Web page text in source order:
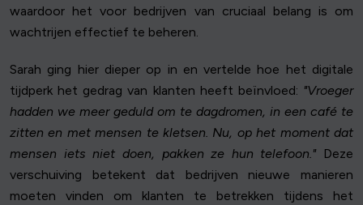
waardoor het voor bedrijven van cruciaal belang is om
wachtrijen effectief te beheren.
Sarah ging hier dieper op in en vertelde hoe het digitale
tijdperk het gedrag van klanten heeft beïnvloed: "Vroeger
hadden we meer geduld om te dagdromen, in een café te
zitten en met mensen te kletsen. Nu, op het moment dat
mensen iets niet doen, pakken ze hun telefoon."Deze
verschuiving betekent dat bedrijven nieuwe manieren
moeten vinden om klanten te betrekken tijdens het